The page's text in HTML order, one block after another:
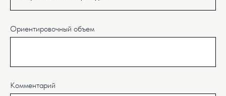
Ориентировочный объем
Комментарий